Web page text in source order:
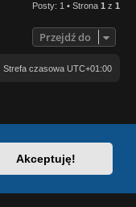
Akceptuję!
ó
Posty: 1 • Strona 1 z 1
Przejdź do
Strefa czasowa UTC+01:00